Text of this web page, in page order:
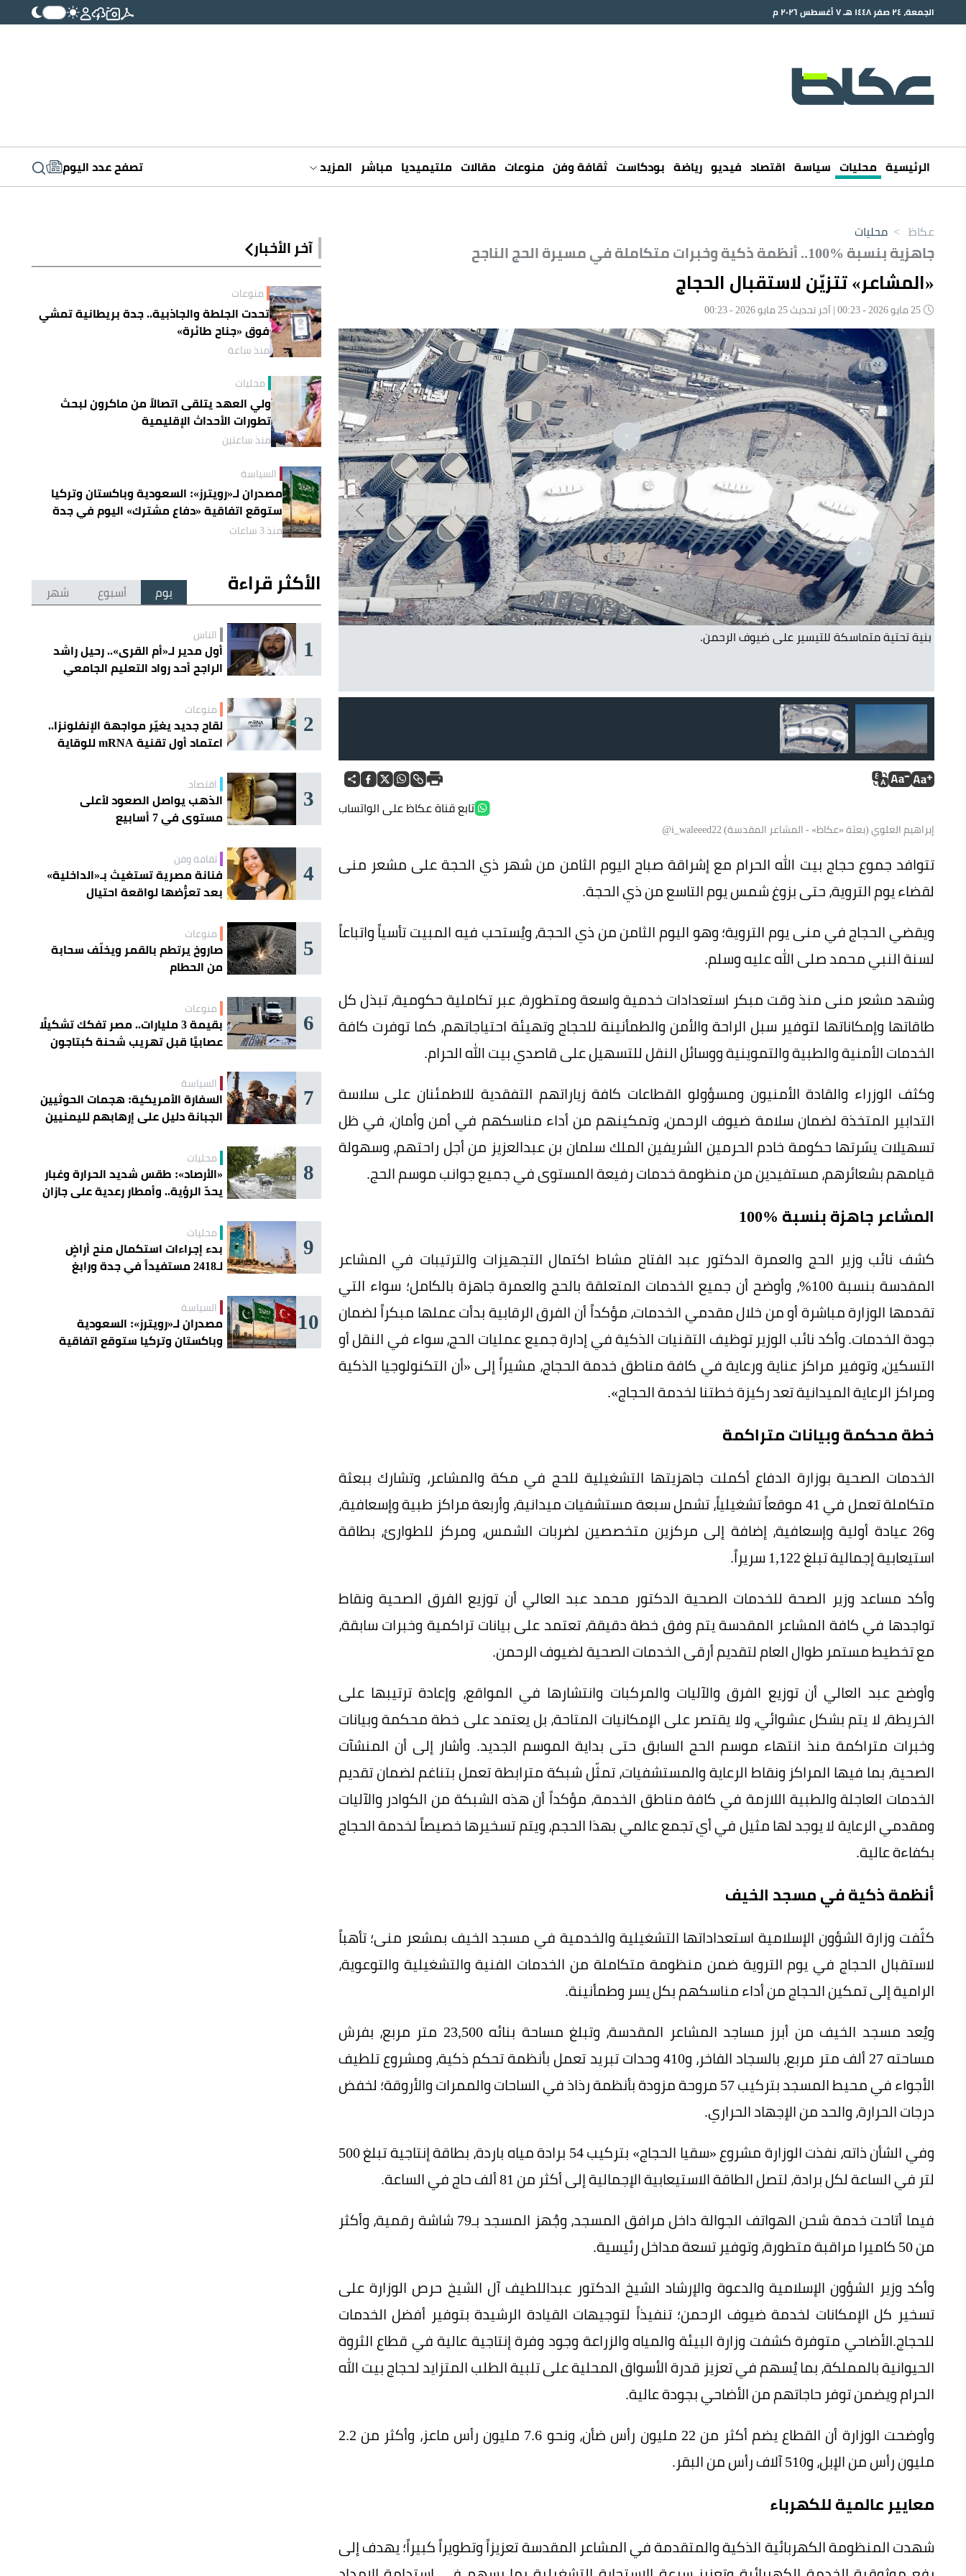
الجمعة، ٢٤ صفر ١٤٤٨ هـ ٧ أغسطس ٢٠٢٦ م
الرئيسية محليات سياسة اقتصاد فيديو رياضة بودكاست ثقافة وفن منوعات مقالات ملتيميديا مباشر المزيد تصفح عدد اليوم
عكاظ > محليات
جاهزية بنسبة %100.. أنظمة ذكية وخبرات متكاملة في مسيرة الحج الناجح
«المشاعر» تتزيّن لاستقبال الحجاج
بنية تحتية متماسكة للتيسير على ضيوف الرحمن.
تابع قناة عكاظ على الواتساب
إبراهيم العلوي (بعثة «عكاظ» - المشاعر المقدسة) i_waleeed22@
تتوافد جموع حجاج بيت الله الحرام مع إشراقة صباح اليوم الثامن من شهر ذي الحجة على مشعر منى
لقضاء يوم التروية، حتى بزوغ شمس يوم التاسع من ذي الحجة.
ويقضي الحجاج في منى يوم التروية؛ وهو اليوم الثامن من ذي الحجة، ويُستحب فيه المبيت تأسياً واتباعاً
لسنة النبي محمد صلى الله عليه وسلم.
وشهد مشعر منى منذ وقت مبكر استعدادات خدمية واسعة ومتطورة، عبر تكاملية حكومية، تبذل كل
طاقاتها وإمكاناتها لتوفير سبل الراحة والأمن والطمأنينة للحجاج وتهيئة احتياجاتهم، كما توفرت كافة
الخدمات الأمنية والطبية والتموينية ووسائل النقل للتسهيل على قاصدي بيت الله الحرام.
وكثف الوزراء والقادة الأمنيون ومسؤولو القطاعات كافة زياراتهم التفقدية للاطمئنان على سلاسة
التدابير المتخذة لضمان سلامة ضيوف الرحمن، وتمكينهم من أداء مناسكهم في أمن وأمان، في ظل
تسهيلات يسّرتها حكومة خادم الحرمين الشريفين الملك سلمان بن عبدالعزيز من أجل راحتهم، وسهولة
قيامهم بشعائرهم، مستفيدين من منظومة خدمات رفيعة المستوى في جميع جوانب موسم الحج.
المشاعر جاهزة بنسبة %100
كشف نائب وزير الحج والعمرة الدكتور عبد الفتاح مشاط اكتمال التجهيزات والترتيبات في المشاعر
المقدسة بنسبة 100%، وأوضح أن جميع الخدمات المتعلقة بالحج والعمرة جاهزة بالكامل؛ سواء التي
تقدمها الوزارة مباشرة أو من خلال مقدمي الخدمات، مؤكداً أن الفرق الرقابية بدأت عملها مبكراً لضمان
جودة الخدمات. وأكد نائب الوزير توظيف التقنيات الذكية في إدارة جميع عمليات الحج، سواء في النقل أو
التسكين، وتوفير مراكز عناية ورعاية في كافة مناطق خدمة الحجاج، مشيراً إلى «أن التكنولوجيا الذكية
ومراكز الرعاية الميدانية تعد ركيزة خطتنا لخدمة الحجاج».
خطة محكمة وبيانات متراكمة
الخدمات الصحية بوزارة الدفاع أكملت جاهزيتها التشغيلية للحج في مكة والمشاعر، وتشارك ببعثة
متكاملة تعمل في 41 موقعاً تشغيلياً، تشمل سبعة مستشفيات ميدانية، وأربعة مراكز طبية وإسعافية،
و26 عيادة أولية وإسعافية، إضافة إلى مركزين متخصصين لضربات الشمس، ومركز للطوارئ، بطاقة
استيعابية إجمالية تبلغ 1,122 سريراً.
وأكد مساعد وزير الصحة للخدمات الصحية الدكتور محمد عبد العالي أن توزيع الفرق الصحية ونقاط
تواجدها في كافة المشاعر المقدسة يتم وفق خطة دقيقة، تعتمد على بيانات تراكمية وخبرات سابقة،
مع تخطيط مستمر طوال العام لتقديم أرقى الخدمات الصحية لضيوف الرحمن.
وأوضح عبد العالي أن توزيع الفرق والآليات والمركبات وانتشارها في المواقع، وإعادة ترتيبها على
الخريطة، لا يتم بشكل عشوائي، ولا يقتصر على الإمكانيات المتاحة، بل يعتمد على خطة محكمة وبيانات
وخبرات متراكمة منذ انتهاء موسم الحج السابق حتى بداية الموسم الجديد. وأشار إلى أن المنشآت
الصحية، بما فيها المراكز ونقاط الرعاية والمستشفيات، تمثّل شبكة مترابطة تعمل بتناغم لضمان تقديم
الخدمات العاجلة والطبية اللازمة في كافة مناطق الخدمة، مؤكداً أن هذه الشبكة من الكوادر والآليات
ومقدمي الرعاية لا يوجد لها مثيل في أي تجمع عالمي بهذا الحجم، ويتم تسخيرها خصيصاً لخدمة الحجاج
بكفاءة عالية.
أنظمة ذكية في مسجد الخيف
كثّفت وزارة الشؤون الإسلامية استعداداتها التشغيلية والخدمية في مسجد الخيف بمشعر منى؛ تأهباً
لاستقبال الحجاج في يوم التروية ضمن منظومة متكاملة من الخدمات الفنية والتشغيلية والتوعوية،
الرامية إلى تمكين الحجاج من أداء مناسكهم بكل يسر وطمأنينة.
ويُعد مسجد الخيف من أبرز مساجد المشاعر المقدسة، وتبلغ مساحة بنائه 23,500 متر مربع، بفرش
مساحته 27 ألف متر مربع، بالسجاد الفاخر، و410 وحدات تبريد تعمل بأنظمة تحكم ذكية، ومشروع تلطيف
الأجواء في محيط المسجد بتركيب 57 مروحة مزودة بأنظمة رذاذ في الساحات والممرات والأروقة؛ لخفض
درجات الحرارة، والحد من الإجهاد الحراري.
وفي الشأن ذاته، نفذت الوزارة مشروع «سقيا الحجاج» بتركيب 54 برادة مياه باردة، بطاقة إنتاجية تبلغ 500
لتر في الساعة لكل برادة، لتصل الطاقة الاستيعابية الإجمالية إلى أكثر من 81 ألف حاج في الساعة.
فيما أتاحت خدمة شحن الهواتف الجوالة داخل مرافق المسجد، وجُهز المسجد بـ79 شاشة رقمية، وأكثر
من 50 كاميرا مراقبة متطورة، وتوفير تسعة مداخل رئيسية.
وأكد وزير الشؤون الإسلامية والدعوة والإرشاد الشيخ الدكتور عبداللطيف آل الشيخ حرص الوزارة على
تسخير كل الإمكانات لخدمة ضيوف الرحمن؛ تنفيذاً لتوجيهات القيادة الرشيدة بتوفير أفضل الخدمات
للحجاج.الأضاحي متوفرة كشفت وزارة البيئة والمياه والزراعة وجود وفرة إنتاجية عالية في قطاع الثروة
الحيوانية بالمملكة، بما يُسهم في تعزيز قدرة الأسواق المحلية على تلبية الطلب المتزايد لحجاج بيت الله
الحرام ويضمن توفر حاجاتهم من الأضاحي بجودة عالية.
وأوضحت الوزارة أن القطاع يضم أكثر من 22 مليون رأس ضأن، ونحو 7.6 مليون رأس ماعز، وأكثر من 2.2
مليون رأس من الإبل، و510 آلاف رأس من البقر.
معايير عالمية للكهرباء
شهدت المنظومة الكهربائية الذكية والمتقدمة في المشاعر المقدسة تعزيزاً وتطويراً كبيراً؛ يهدف إلى
آخر الأخبار
منوعات
تحدت الجلطة والجاذبية.. جدة بريطانية تمشي
فوق «جناح طائرة»
منذ ساعة
محليات
ولي العهد يتلقى اتصالاً من ماكرون لبحث
تطورات الأحداث الإقليمية
منذ ساعتين
السياسة
مصدران لـ«رويترز»: السعودية وباكستان وتركيا
ستوقع اتفاقية «دفاع مشترك» اليوم في جدة
منذ 3 ساعات
الأكثر قراءة يوم أسبوع شهر
1 الناس
أول مدير لـ«أم القرى».. رحيل راشد
الراجح أحد رواد التعليم الجامعي
2 منوعات
لقاح جديد يغيّر مواجهة الإنفلونزا..
اعتماد أول تقنية mRNA للوقاية
3 اقتصاد
الذهب يواصل الصعود لأعلى
مستوى في 7 أسابيع
4 ثقافة وفن
فنانة مصرية تستغيث بـ«الداخلية»
بعد تعرُّضها لواقعة احتيال
5 منوعات
صاروخ يرتطم بالقمر ويخلّف سحابة
من الحطام
6 منوعات
بقيمة 3 مليارات.. مصر تفكك تشكيلًا
عصابيًا قبل تهريب شحنة كبتاجون
7 السياسة
السفارة الأمريكية: هجمات الحوثيين
الجبانة دليل على إرهابهم لليمنيين
8 محليات
«الأرصاد»: طقس شديد الحرارة وغبار
يحدّ الرؤية.. وأمطار رعدية على جازان
9 محليات
بدء إجراءات استكمال منح أراضٍ
لـ2418 مستفيداً في جدة ورابغ
10 السياسة
مصدران لـ«رويترز»: السعودية
وباكستان وتركيا ستوقع اتفاقية